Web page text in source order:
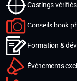
Castings
Conseils book
Formation &
Événements